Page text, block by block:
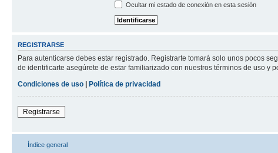
Ocultar mi estado de conexión en esta sesión
REGISTRARSE
Para autenticarse debes estar registrado. Registrarte tomará solo unos pocos
de identificarte asegúrete de estar familiarizado con nuestros términos de uso y
Condiciones de uso
Política de privacidad
Registrarse
Índice general